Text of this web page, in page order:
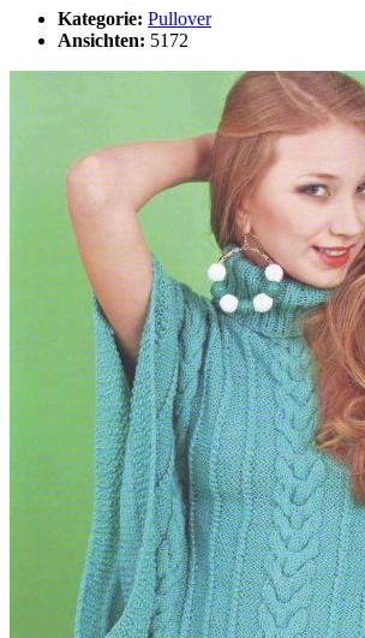
Kategorie: Pullover
Ansichten: 5172